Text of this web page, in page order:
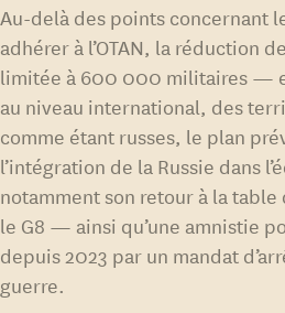
Au-delà des points concernant
adhérer à l’OTAN, la réduction
limitée à 600 000 militaires —
au niveau international, des
comme étant russes, le plan
l’intégration de la Russie dans
notamment son retour à la
le G8 — ainsi qu’une amnistie
depuis 2023 par un mandat
guerre.